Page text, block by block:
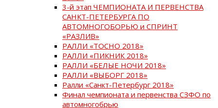
3-й этап ЧЕМПИОНАТА И ПЕРВЕНСТВА
САНКТ-ПЕТЕРБУРГА ПО
АВТОМНОГОБОРЬЮ и СПРИНТ
«РАЗЛИВ»
РАЛЛИ «ТОСНО 2018»
РАЛЛИ «ПИКНИК 2018»
РАЛЛИ «БЕЛЫЕ НОЧИ 2018»
РАЛЛИ «ВЫБОРГ 2018»
Ралли «Санкт-Петербург 2018»
Финал чемпионата и первенства СЗФО по
автомногобрью